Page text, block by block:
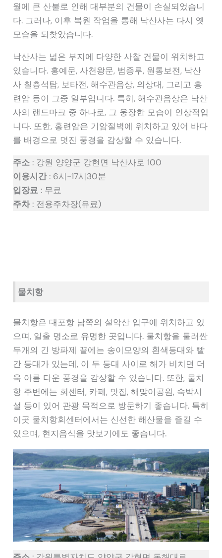
월에 큰 산불로 인해 대부분의 건물이 손실되었습니
다. 그러나, 이후 복원 작업을 통해 낙산사는 다시 옛
모습을 되찾았습니다.
낙산사는 넓은 부지에 다양한 사찰 건물이 위치하고
있습니다. 홍예문, 사천왕문, 범종루, 원통보전, 낙산
사 칠층석탑, 보타전, 해수관음상, 의상대, 그리고 홍
련암 등이 그중 일부입니다. 특히, 해수관음상은 낙산
사의 랜드마크 중 하나로, 그 웅장한 모습이 인상적입
니다. 또한, 홍련암은 기암절벽에 위치하고 있어 바다
를 배경으로 멋진 풍경을 감상할 수 있습니다.
주소 : 강원 양양군 강현면 낙산사로 100
이용시간: 6시-17시30분
입장료 : 무료
주차: 전용주차장(유료)
물치항
물치항은 대포항 남쪽의 설악산 입구에 위치하고 있
으며, 일출 명소로 유명한 곳입니다. 물치항을 둘러싼
두개의 긴 방파제 끝에는 송이모양의 흰색등대와 빨
간 등대가 있는데, 이 두 등대 사이로 해가 비치면 더
욱 아름 다운 풍경을 감상할 수 있습니다. 또한, 물치
항 주변에는 회센터, 카페, 맛집, 해맞이공원, 숙박시
설 등이 있어 관광 목적으로 방문하기 좋습니다. 특히
이곳 물치항회센터에서는 신선한 해산물을 즐길 수
있으며, 현지음식을 맛보기에도 좋습니다.